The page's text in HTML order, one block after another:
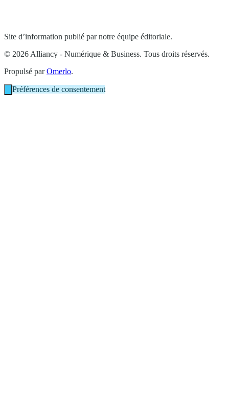
Site d’information publié par notre équipe éditoriale.
© 2026 Alliancy - Numérique & Business. Tous droits réservés.
Propulsé parOmerlo.
Préférences de consentement